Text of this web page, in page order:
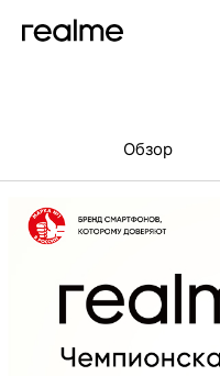
Обзор